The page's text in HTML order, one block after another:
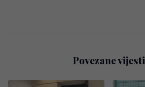
Povezane vijesti